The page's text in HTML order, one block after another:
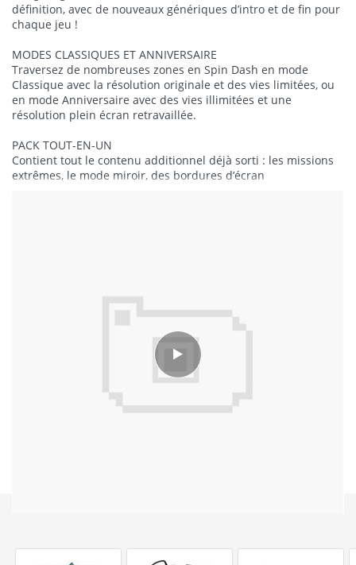
définition, avec de nouveaux génériques d’intro et de fin pour
chaque jeu !
MODES CLASSIQUES ET ANNIVERSAIRE
Traversez de nombreuses zones en Spin Dash en mode
Classique avec la résolution originale et des vies limitées, ou
en mode Anniversaire avec des vies illimitées et une
résolution plein écran retravaillée.
PACK TOUT-EN-UN
Contient tout le contenu additionnel déjà sorti : les missions
extrêmes, le mode miroir, des bordures d’écran
CD ! Et, pour la toute première fois, incarnez Amy Rose dans
ces jeux iconiques !
NOUVEAUTÉS À DÉVERROUILLER
Terminez des missions et débloquez le mode miroir, de
nouveaux niveaux, des défis, du contenu bonus, un lecteur de
musique, de courtes séquences animées, des niveaux
spéciaux et plus encore !